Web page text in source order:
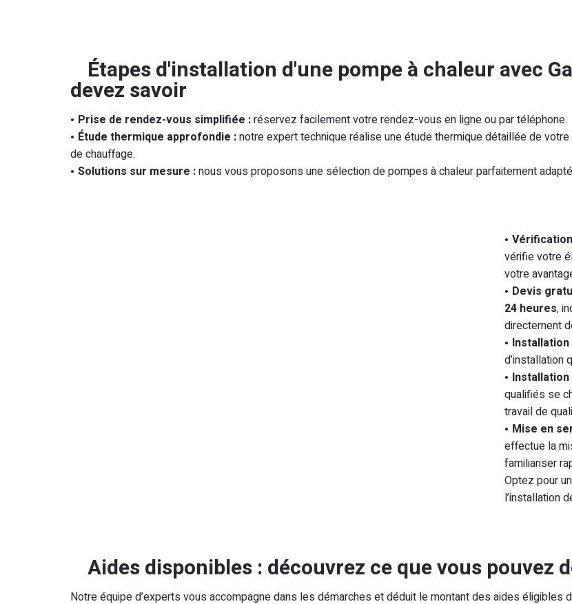
Étapes d'installation d'une pompe à chaleur avec
devez savoir
Prise de rendez-vous simplifiée :réservez facilement votre rendez-vous en ligne ou par téléphone.
Étude thermique approfondie :notre expert technique réalise une étude thermique détaillée de
de chauffage.
Solutions sur mesure :nous vous proposons une sélection de pompes à chaleur parfaitement
vérifie votre
votre
Devis
24 heures,
directement
d’installation
qualifiés se
travail de
Mise en
effectue la
familiariser
Optez pour
l’installation
Aides disponibles : découvrez ce que vous pouvez
Notre équipe d’experts vous accompagne dans les démarches et déduit le montant des aides éligibles